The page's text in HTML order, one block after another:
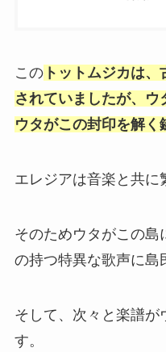
このトットムジカは、
されていましたが、
ウタがこの封印を解く
エレジアは音楽と共に
そのためウタがこの島
の持つ特異な歌声に島
そして、次々と楽譜が
す。